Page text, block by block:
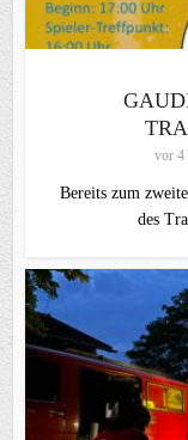
vor 4
Bereits zum
des